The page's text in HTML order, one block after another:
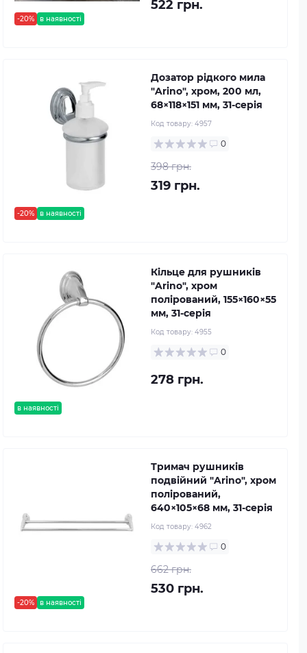
-20% в наявності
522 грн.
-20% в наявності
Дозатор рідкого мила
"Arino", хром, 200 мл,
68×118×151 мм, 31-серія
Код товару: 4957
0
398 грн.
319 грн.
в наявності
Кільце для рушників
"Arino", хром
полірований, 155×160×55
мм, 31-серія
Код товару: 4955
0
278 грн.
-20% в наявності
Тримач рушників
подвійний "Arino", хром
полірований,
640×105×68 мм, 31-серія
Код товару: 4962
0
662 грн.
530 грн.